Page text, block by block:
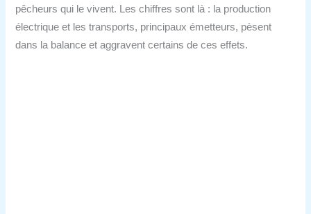
pêcheurs qui le vivent. Les chiffres sont là : la production
électrique et les transports, principaux émetteurs, pèsent
dans la balance et aggravent certains de ces effets.